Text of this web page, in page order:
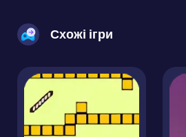
Схожі ігри